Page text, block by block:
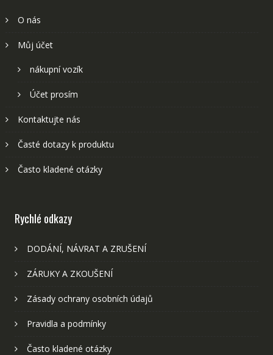
O nás
Můj účet
nákupní vozík
Účet prosím
Kontaktujte nás
Časté dotazy k produktu
Často kladené otázky
Rychlé odkazy
DODÁNÍ, NÁVRAT A ZRUŠENÍ
ZÁRUKY A ZKOUŠENÍ
Zásady ochrany osobních údajů
Pravidla a podmínky
Často kladené otázky